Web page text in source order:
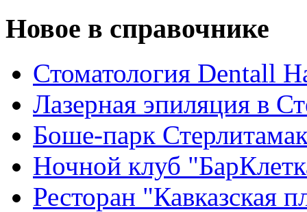
Новое в справочнике
Стоматология Dentall
Лазерная эпиляция в
Боше-парк
Ночной клуб
Ресторан "Кавказская